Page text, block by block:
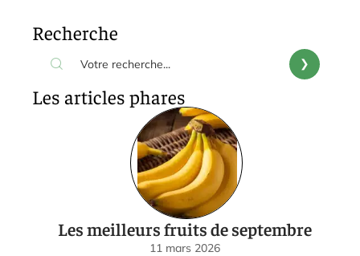
Recherche
Les articles phares
Les meilleurs fruits de septembre
11 mars 2026